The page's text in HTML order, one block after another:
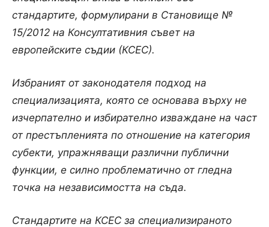
стандартите, формулирани в Становище №
15/2012 на Консултативния съвет на
европейските съдии (КСЕС).
Избраният от законодателя подход на
специализацията, която се основава върху не
изчерпателно и избирателно изваждане на част
от престъпленията по отношение на категория
субекти, упражняващи различни публични
функции, е силно проблематично от гледна
точка на независимостта на съда.
Стандартите на КСЕС за специализираното